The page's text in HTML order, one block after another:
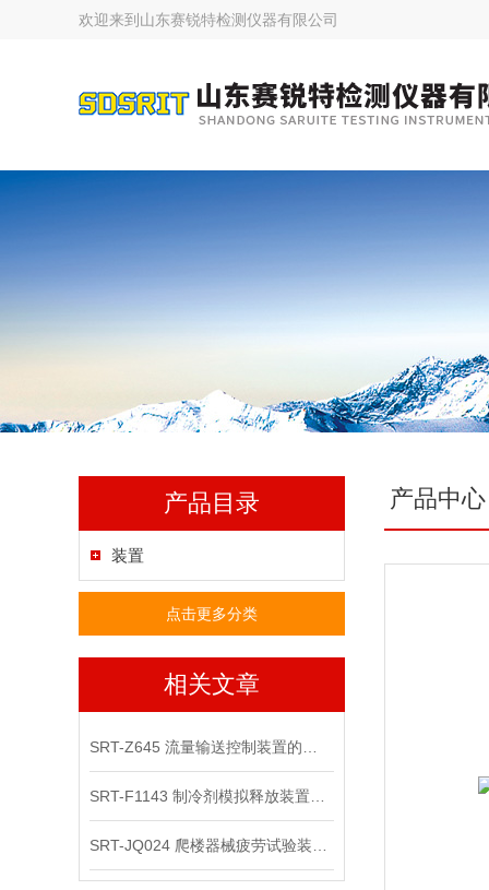
欢迎来到 山东赛锐特检测仪器有限公司
产品目录
装置
点击更多分类
相关文章
产品中心